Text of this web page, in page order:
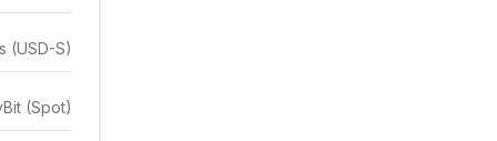
(USD-S)
(Spot)